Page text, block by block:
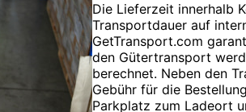
Die Lieferzeit innerhalb
Transportdauer auf
GetTransport.com
den Gütertransport
berechnet. Neben den
Gebühr für die
Parkplatz zum Ladeort